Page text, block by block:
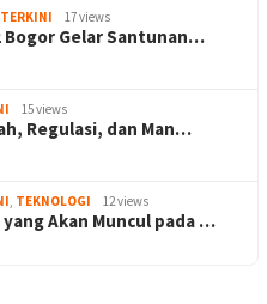
17 views
Bogor Gelar Santunan…
15 views
Regulasi, dan Man…
, TEKNOLOGI 12 views
Akan Muncul pada …